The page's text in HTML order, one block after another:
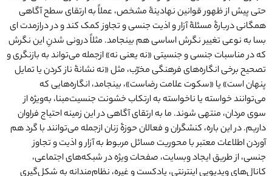
حتی پیش از ظهور قوانین نهادینۀ مشخص، عملاً به ارتقای سطح آگاهی
همگانی دربارۀ مسئلۀ‌ آزار و اذیت جنسی و تجاوز کمک کند و در درازمدت ای‌
بسا به نوعی تغییر نگرش اساسی هم بینجامد. مثلاً درونی‌ شدنِ این نگرش
که در مناسبات جنسی و جنسیتی «نه یعنی نه» ازجمله می‌تواند به بازنگری و
تصحیح برخی انگاره‌های فرهنگی مخرّب، مثل «نه نشانۀ ناز کردن یا تمایل
پنهان است» یا «سکوت علامت رضاست»، بینجامد، انگاره‌هایی که
می‌توانند خواسته یا ناخواسته به ارتکاب خشونت جنسیت‌مبنا، به‌ویژه از
سوی مردان، منتهی شوند. ما به ارتقای آگاهی در این زمینه احتیاج فراوان
داریم. در این باره، کنشگران و فعالان حوزۀ زنان ازجمله می‌توانند با گرد ‌هم
آوردن اطلاعات معتبر با محوریت مسائل مربوط به آزار و اذیت و تجاوز
جنسی، از طریق ایجاد وبسایت، صفحات ویژه در شبکه‌های اجتماعی،
کانال‌های ویدیویی اینترنتی، پادکست و غیره، نظام‌مندانه به شکل‌گیری